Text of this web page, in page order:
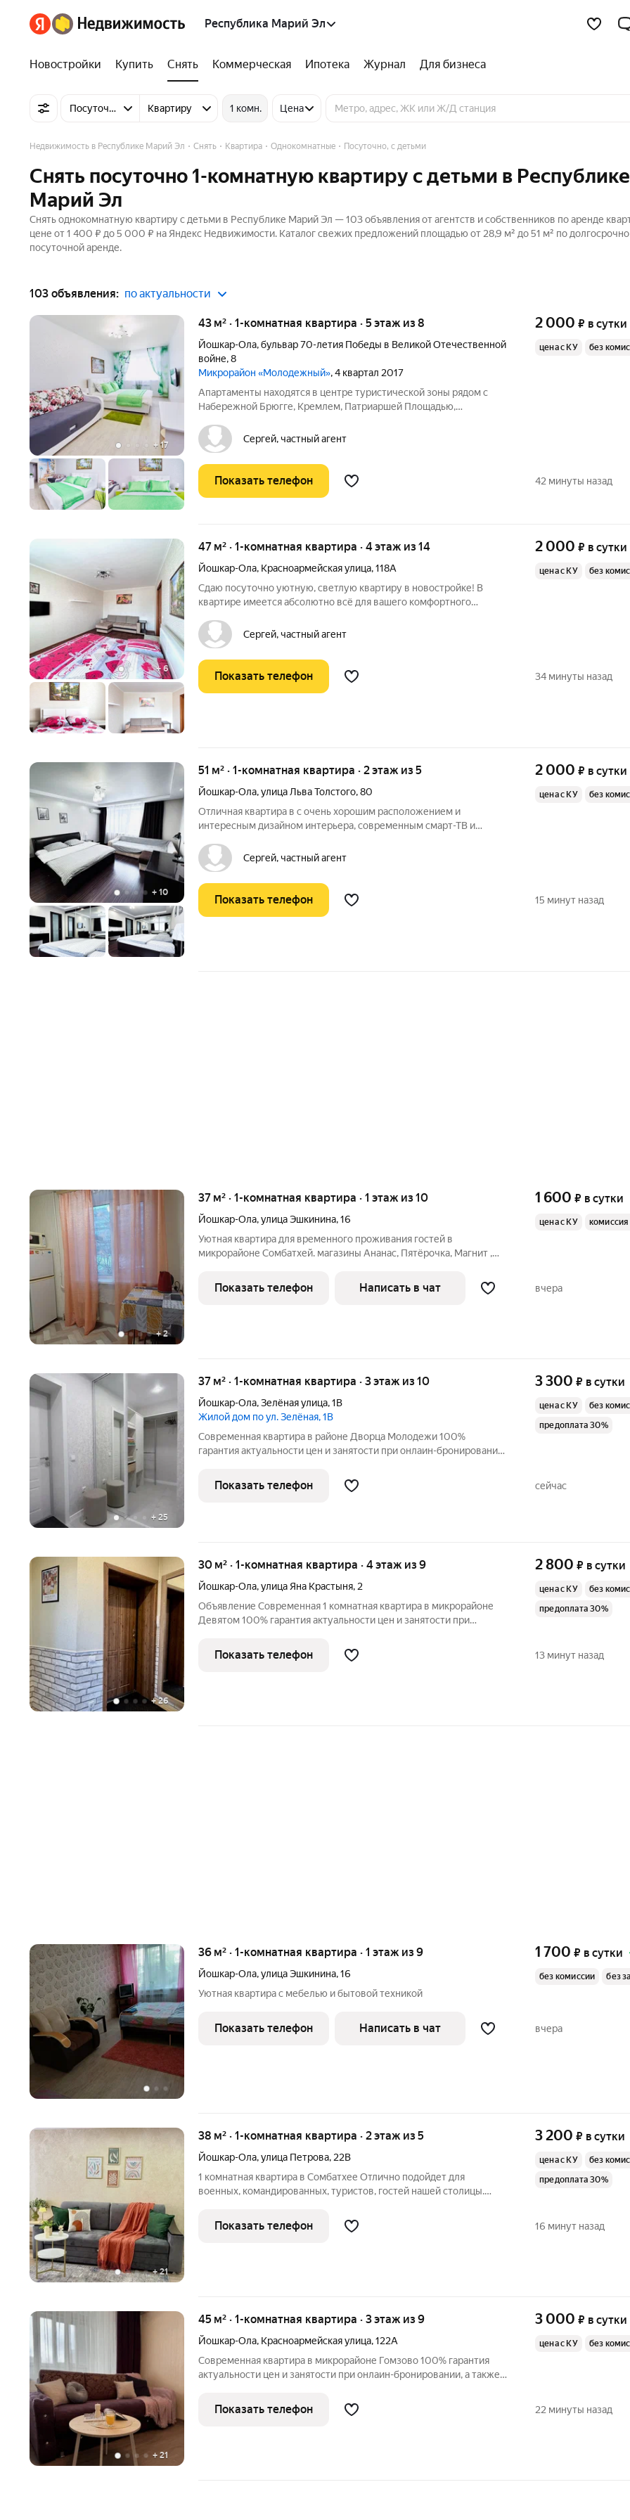
Республика Марий Эл
Новостройки Купить Снять Коммерческая Ипотека Журнал Для бизнеса
Посуточно Квартиру 1 комн. Цена
Недвижимость в Республике Марий Эл Снять Квартира Однокомнатные Посуточно, с детьми
Снять посуточно 1-комнатную квартиру с детьми в Республике
Марий Эл
Снять однокомнатную квартиру с детьми в Республике Марий Эл — 103 объявления от агентств и собственников по аренде
цене от 1 400 ₽ до 5 000 ₽ на Яндекс Недвижимости. Каталог свежих предложений площадью от 28,9 м² до 51 м² по
посуточной аренде.
103 объявления: по актуальности
+17
43 м² · 1-комнатная квартира · 5 этаж из 8
Йошкар-Ола,бульвар 70-летия Победы в Великой Отечественной
войне,8
Микрорайон «Молодежный», 4 квартал 2017
Апартаменты находятся в центре туристической зоны рядом с
Набережной Брюгге, Кремлем, Патриаршей Площадью,
Легкоатлетическим манежем "Арена "Марий Эл". Из окна
открываются виды на: Воскресенский парк,
Сергей, частный агент
2 000 ₽ в сутки
цена с КУ без
Показать телефон 42 минуты назад
+6
47 м² · 1-комнатная квартира · 4 этаж из 14
Йошкар-Ола, Красноармейская улица,118А
Сдаю посуточно уютную, светлую квартиру в новостройке! В
квартире имеется абсолютно всё для вашего комфортного
т.ч.: - Большая кровать с комфортным новым матрасом (спальное
место 160200
Сергей, частный агент
2 000 ₽ в сутки
цена с КУ без
Показать телефон 34 минуты назад
+ 10
51 м² · 1-комнатная квартира · 2 этаж из 5
Йошкар-Ола,улица Льва Толстого,80
Отличная квартира в с очень хорошим расположением и
интересным дизайном интерьера, современным смарт-ТВ и
приятная в ней тепло зимой и прохладно летом, всегда комфортно
и приятно в ней
Сергей, частный агент
2 000 ₽ в сутки
цена с КУ без
Показать телефон 15 минут назад
+2
37 м² · 1-комнатная квартира · 1 этаж из 10
Йошкар-Ола,улица Эшкинина,16
Уютная квартира для временного проживания гостей в
микрорайоне Сомбатхей. магазины Ананас, Пятёрочка, Магнит ,
остановка общ транспорта рядом с домом. В квартире имеется всё
необходимое.
1 600 ₽ в сутки
цена с КУ комиссия
Показать телефон Написать в чат вчера
+ 25
37 м² · 1-комнатная квартира · 3 этаж из 10
Йошкар-Ола,Зелёная улица,1В
Жилой дом по ул. Зелёная, 1В
Современная квартира в районе Дворца Молодежи 100%
гарантия актуальности цен и занятости при онлаин-бронировании,
Предоставляем все отчетные документы для бухгалтерии: Чек с
QR-кодом,
3 300 ₽ в сутки
цена с КУ
без
предоплата 30%
Показать телефон сейчас
+26
30 м² · 1-комнатная квартира · 4 этаж из 9
Йошкар-Ола,улица Яна Крастыня, 2
Объявление Современная 1 комнатная квартира в микрорайоне
Девятом 100% гарантия актуальности цен и занятости при
достоверность фото.! Сумма страхового депозита составляет
2000. Депозит
2 800 ₽ в сутки
цена с КУ
без
предоплата 30%
Показать телефон 13 минут назад
36 м² · 1-комнатная квартира · 1 этаж из 9
Йошкар-Ола,улица Эшкинина,16
Уютная квартира с мебелью и бытовой техникой
1 700 ₽ в сутки
без комиссии без
Показать телефон Написать в чат вчера
+21
38 м² · 1-комнатная квартира · 2 этаж из 5
Йошкар-Ола,улица Петрова, 22В
1 комнатная квартира в Сомбатхее Отлично подойдет для
военных, командированных, туристов, гостей нашей столицы.
актуальности цен и занятости при онлаин-бронировании, а также
максимальная
3 200 ₽ в сутки
цена с КУ
без
предоплата 30%
Показать телефон 16 минут назад
+ 21
45 м² · 1-комнатная квартира · 3 этаж из 9
Йошкар-Ола, Красноармейская улица,122А
Современная квартира в микрорайоне Гомзово 100% гарантия
актуальности цен и занятости при онлаин-бронировании, а также
Предоставляем все отчетные документы для бухгалтерии: Чек с
QR-кодом,
3 000 ₽ в сутки
цена с КУ без
Показать телефон 22 минуты назад